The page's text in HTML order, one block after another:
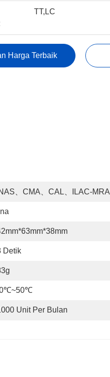
TT,LC
Harga Terbaik
、CMA、CAL、ILAC-MRA
Detik
Unit Per Bulan